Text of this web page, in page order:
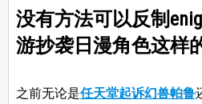
没有方法可以反制
游抄袭日漫角色这样
之前无论是任天堂起诉幻兽帕鲁